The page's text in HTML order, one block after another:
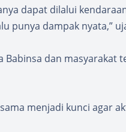
dapat dilalui
punya dampak nyata,”
Babinsa dan
menjadi kunci agar